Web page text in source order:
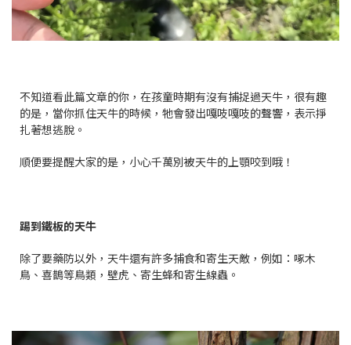
不知道看此篇文章的你，在孩童時期有沒有捕捉過天牛，很有趣
的是，當你抓住天牛的時候，牠會發出嘎吱嘎吱的聲響，表示掙
扎著想逃脫。
順便要提醒大家的是，小心千萬別被天牛的上顎咬到哦！
踢到鐵板的天牛
除了要藥防以外，天牛還有許多捕食和寄生天敵，例如：啄木
鳥、喜鵲等鳥類，壁虎、寄生蜂和寄生線蟲。